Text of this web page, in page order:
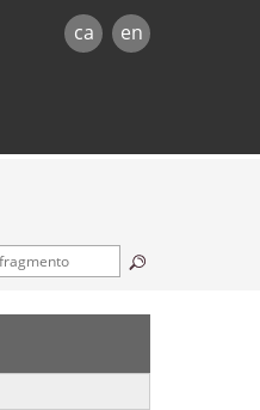
ca en